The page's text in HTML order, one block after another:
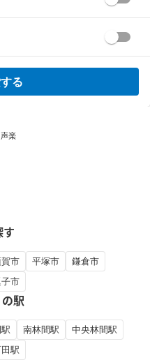
る
声楽
す
市 平塚市
鎌倉市
市
駅
南林間駅
中央林間駅
駅